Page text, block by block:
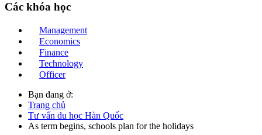
Các khóa học
Management
Economics
Finance
Technology
Officer
Bạn đang ở:
Trang chủ
Tư vấn du học Hàn Quốc
As term begins, schools plan for the holidays